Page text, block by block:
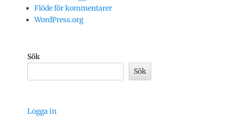
Flöde för kommentarer
WordPress.org
Sök
Sök
Logga in